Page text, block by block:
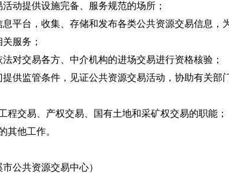
动提供设施完备、服务规范的场所；
平台，收集、存储和发布各类公共资源交易信息，
服务；
对交易各方、中介机构的进场交易进行资格核验；
供监管条件，见证公共资源交易活动，协助有关部
程交易、产权交易、国有土地和采矿权交易的职能；
其他工作。
公共资源交易中心）